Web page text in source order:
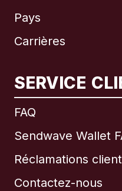
Pays
Carrières
SERVICE
FAQ
Sendwave Wallet
Réclamations client
Contactez-nous
International
Brésil